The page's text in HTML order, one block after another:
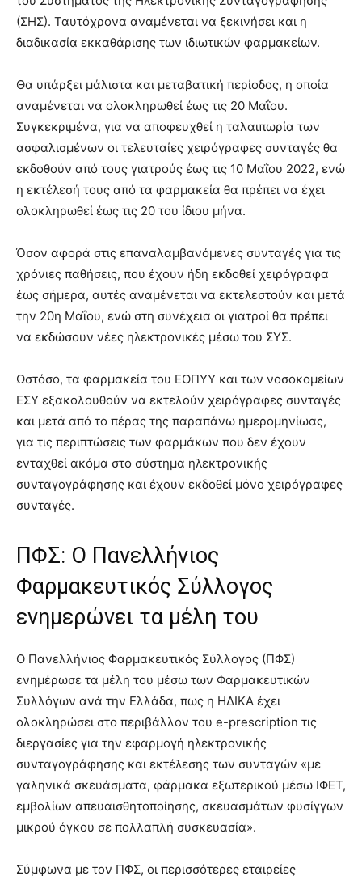
(ΣΗΣ). Ταυτόχρονα αναμένεται να ξεκινήσει και η
διαδικασία εκκαθάρισης των ιδιωτικών φαρμακείων.
Θα υπάρξει μάλιστα και μεταβατική περίοδος, η οποία
αναμένεται να ολοκληρωθεί έως τις 20 Μαΐου.
Συγκεκριμένα, για να αποφευχθεί η ταλαιπωρία των
ασφαλισμένων οι τελευταίες χειρόγραφες συνταγές θα
εκδοθούν από τους γιατρούς έως τις 10 Μαΐου 2022, ενώ
η εκτέλεσή τους από τα φαρμακεία θα πρέπει να έχει
ολοκληρωθεί έως τις 20 του ίδιου μήνα.
Όσον αφορά στις επαναλαμβανόμενες συνταγές για τις
χρόνιες παθήσεις, που έχουν ήδη εκδοθεί χειρόγραφα
έως σήμερα, αυτές αναμένεται να εκτελεστούν και μετά
την 20η Μαΐου, ενώ στη συνέχεια οι γιατροί θα πρέπει
να εκδώσουν νέες ηλεκτρονικές μέσω του ΣΥΣ.
Ωστόσο, τα φαρμακεία του ΕΟΠΥΥ και των νοσοκομείων
ΕΣΥ εξακολουθούν να εκτελούν χειρόγραφες συνταγές
και μετά από το πέρας της παραπάνω ημερομηνίωας,
για τις περιπτώσεις των φαρμάκων που δεν έχουν
ενταχθεί ακόμα στο σύστημα ηλεκτρονικής
συνταγογράφησης και έχουν εκδοθεί μόνο χειρόγραφες
συνταγές.
ΠΦΣ: Ο Πανελλήνιος
Φαρμακευτικός Σύλλογος
ενημερώνει τα μέλη του
Ο Πανελλήνιος Φαρμακευτικός Σύλλογος (ΠΦΣ)
ενημέρωσε τα μέλη του μέσω των Φαρμακευτικών
Συλλόγων ανά την Ελλάδα, πως η ΗΔΙΚΑ έχει
ολοκληρώσει στο περιβάλλον του e-prescription τις
διεργασίες για την εφαρμογή ηλεκτρονικής
συνταγογράφησης και εκτέλεσης των συνταγών «με
γαληνικά σκευάσματα, φάρμακα εξωτερικού μέσω ΙΦΕΤ,
εμβολίων απευαισθητοποίησης, σκευασμάτων φυσίγγων
μικρού όγκου σε πολλαπλή συσκευασία».
Σύμφωνα με τον ΠΦΣ, οι περισσότερες εταιρείες